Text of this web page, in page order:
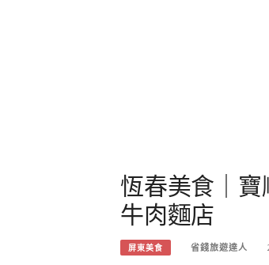
恆春美食｜
牛肉麵店
屏東美食 省錢旅遊達人